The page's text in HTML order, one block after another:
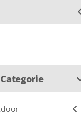
Categorie